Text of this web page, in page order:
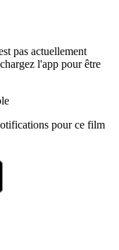
pas actuellement
l'app pour être
pour ce film